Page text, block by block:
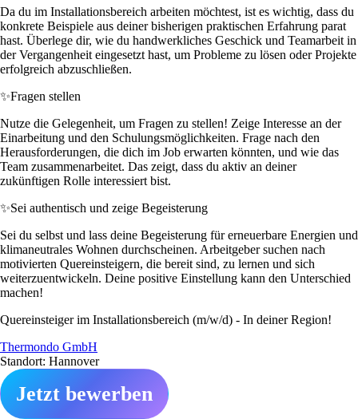
Da du im Installationsbereich arbeiten möchtest, ist es wichtig, dass du
konkrete Beispiele aus deiner bisherigen praktischen Erfahrung parat
hast. Überlege dir, wie du handwerkliches Geschick und Teamarbeit in
der Vergangenheit eingesetzt hast, um Probleme zu lösen oder Projekte
erfolgreich abzuschließen.
✨Fragen stellen
Nutze die Gelegenheit, um Fragen zu stellen! Zeige Interesse an der
Einarbeitung und den Schulungsmöglichkeiten. Frage nach den
Herausforderungen, die dich im Job erwarten könnten, und wie das
Team zusammenarbeitet. Das zeigt, dass du aktiv an deiner
zukünftigen Rolle interessiert bist.
✨Sei authentisch und zeige Begeisterung
Sei du selbst und lass deine Begeisterung für erneuerbare Energien und
klimaneutrales Wohnen durchscheinen. Arbeitgeber suchen nach
motivierten Quereinsteigern, die bereit sind, zu lernen und sich
weiterzuentwickeln. Deine positive Einstellung kann den Unterschied
machen!
Quereinsteiger im Installationsbereich (m/w/d) - In deiner Region!
Thermondo GmbH
Standort: Hannover
Jetzt bewerben